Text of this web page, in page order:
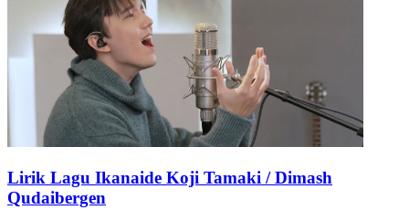
Lirik Lagu Ikanaide Koji Tamaki / Dimash
Qudaibergen